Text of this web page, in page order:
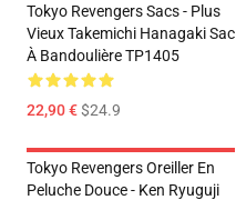
Tokyo Revengers Sacs - Plus
Vieux Takemichi Hanagaki Sac
À Bandoulière TP1405
22,90 €$24.9
Tokyo Revengers Oreiller En
Peluche Douce - Ken Ryuguji